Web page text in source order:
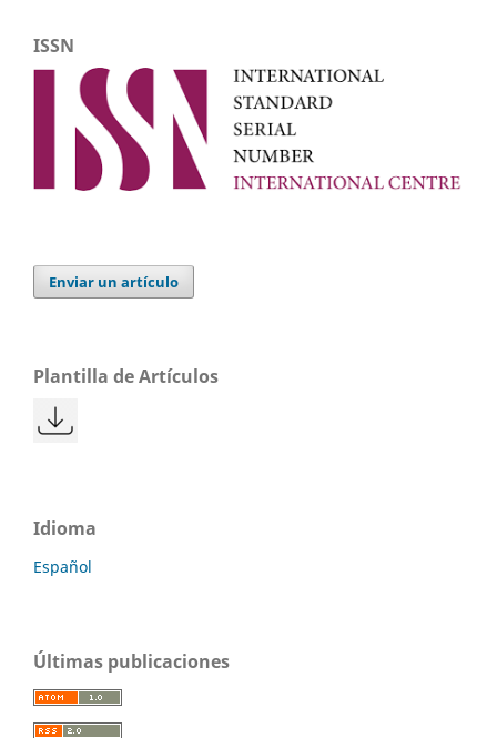
ISSN
Enviar un artículo
Plantilla de Artículos
Idioma
Español
Últimas publicaciones